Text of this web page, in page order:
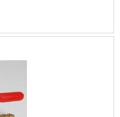
do
no eixo
inteiro do